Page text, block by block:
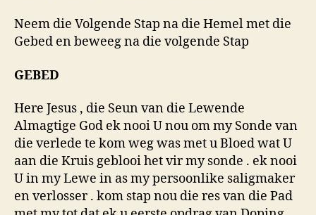
Neem die Volgende Stap na die Hemel met die
Gebed en beweeg na die volgende Stap
GEBED
Here Jesus , die Seun van die Lewende
Almagtige God ek nooi U nou om my Sonde van
die verlede te kom weg was met u Bloed wat U
aan die Kruis geblooi het vir my sonde . ek nooi
U in my Lewe in as my persoonlike saligmaker
en verlosser . kom stap nou die res van die Pad